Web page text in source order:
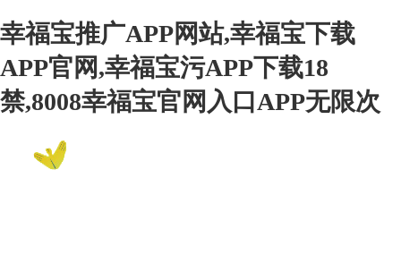
幸福宝推广APP网站,幸福宝下载
APP官网,幸福宝污APP下载18
禁,8008幸福宝官网入口APP无限次